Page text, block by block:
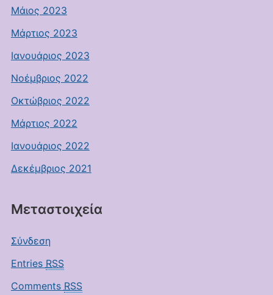
Μάιος 2023
Μάρτιος 2023
Ιανουάριος 2023
Νοέμβριος 2022
Οκτώβριος 2022
Μάρτιος 2022
Ιανουάριος 2022
Δεκέμβριος 2021
Μεταστοιχεία
Σύνδεση
Entries RSS
Comments RSS